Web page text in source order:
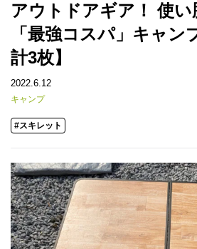
アウトドアギア！ 使い
「最強コスパ」キャン
計3枚】
2022.6.12
キャンプ
#スキレット